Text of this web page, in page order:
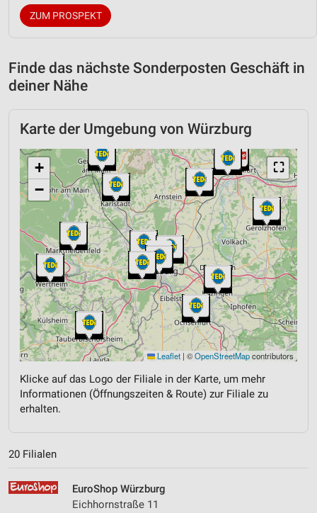
ZUM PROSPEKT
Finde das nächste Sonderposten Geschäft in
deiner Nähe
Karte der Umgebung von Würzburg
⛶
+
−
Leaflet | ©OpenStreetMapcontributors
Klicke auf das Logo der Filiale in der Karte, um mehr
Informationen (Öffnungszeiten & Route) zur Filiale zu
erhalten.
20 Filialen
EuroShop Würzburg
Eichhornstraße 11